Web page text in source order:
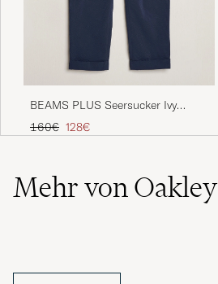
BEAMS PLUS Seersucker Ivy
Trousers Navy
Regulärer Preis
160€ Reduzierter Preis
128€
Mehr von Oakley